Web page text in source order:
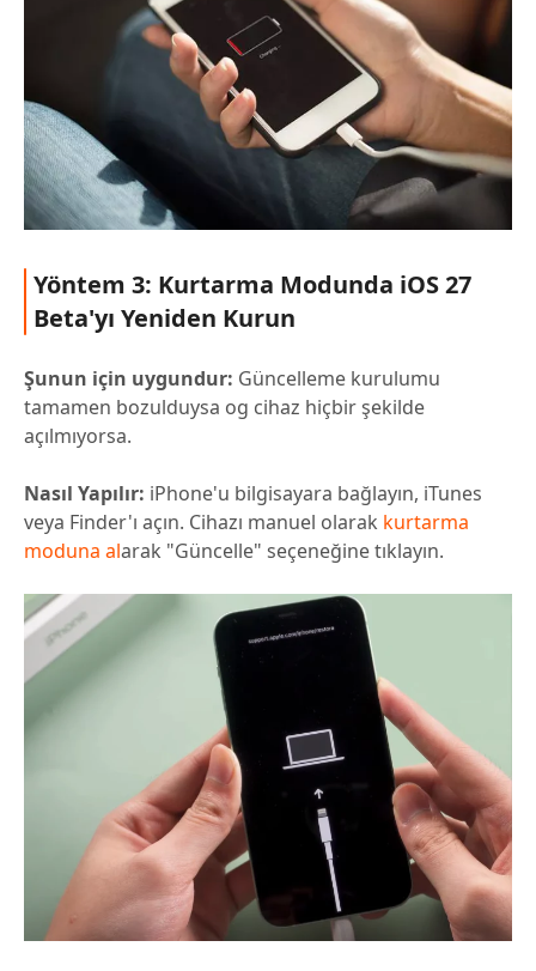
Yöntem 3: Kurtarma Modunda iOS 27
Beta'yı Yeniden Kurun
Şunun için uygundur: Güncelleme kurulumu
tamamen bozulduysa og cihaz hiçbir şekilde
açılmıyorsa.
Nasıl Yapılır: iPhone'u bilgisayara bağlayın, iTunes
veya Finder'ı açın. Cihazı manuel olarak kurtarma
moduna alarak "Güncelle" seçeneğine tıklayın.